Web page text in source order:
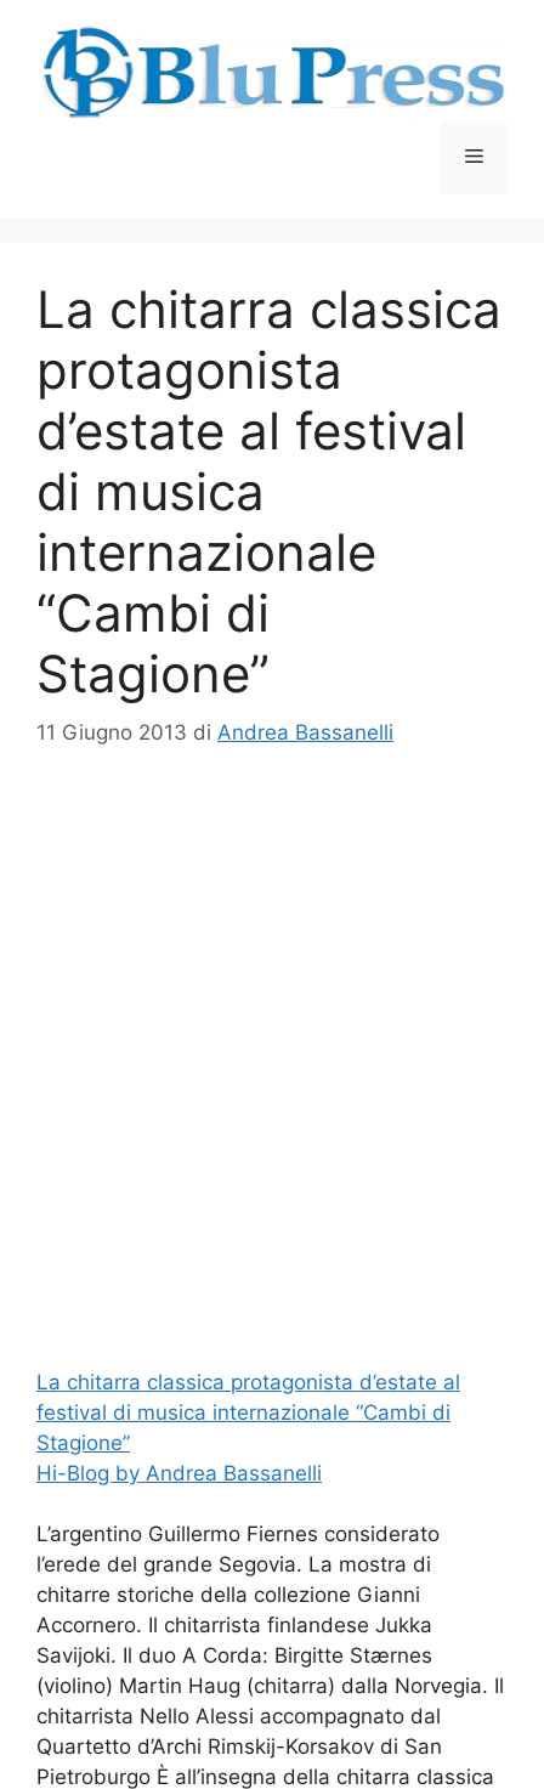
contenuto
Menu
La chitarra classica
protagonista
d’estate al festival
di musica
internazionale
“Cambi di
Stagione”
11 Giugno 2013 di Andrea Bassanelli
La chitarra classica protagonista d’estate al
festival di musica internazionale “Cambi di
Stagione”
Hi-Blog by Andrea Bassanelli
L’argentino Guillermo Fiernes considerato
l’erede del grande Segovia. La mostra di
chitarre storiche della collezione Gianni
Accornero. Il chitarrista finlandese Jukka
Savijoki. Il duo A Corda: Birgitte Stærnes
(violino) Martin Haug (chitarra) dalla Norvegia. Il
chitarrista Nello Alessi accompagnato dal
Quartetto d’Archi Rimskij-Korsakov di San
Pietroburgo È all’insegna della chitarra classica